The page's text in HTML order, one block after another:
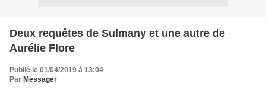
Deux requêtes de Sulmany et une autre de
Aurélie Flore
Publié le 01/04/2019 à 13:04
Par Messager